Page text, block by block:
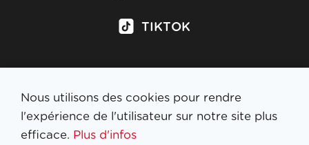
TIKTOK
S'inscrire à la newsletter
Nous utilisons des cookies pour rendre
l'expérience de l'utilisateur sur notre site plus
efficace. Plus d'infos